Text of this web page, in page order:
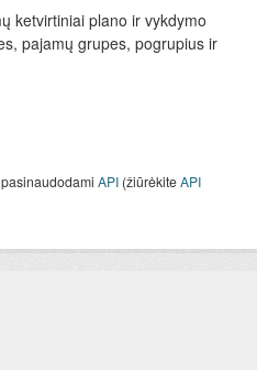
ketvirtiniai plano ir vykdymo
pajamų grupes, pogrupius ir
API (žiūrėkiteAPI